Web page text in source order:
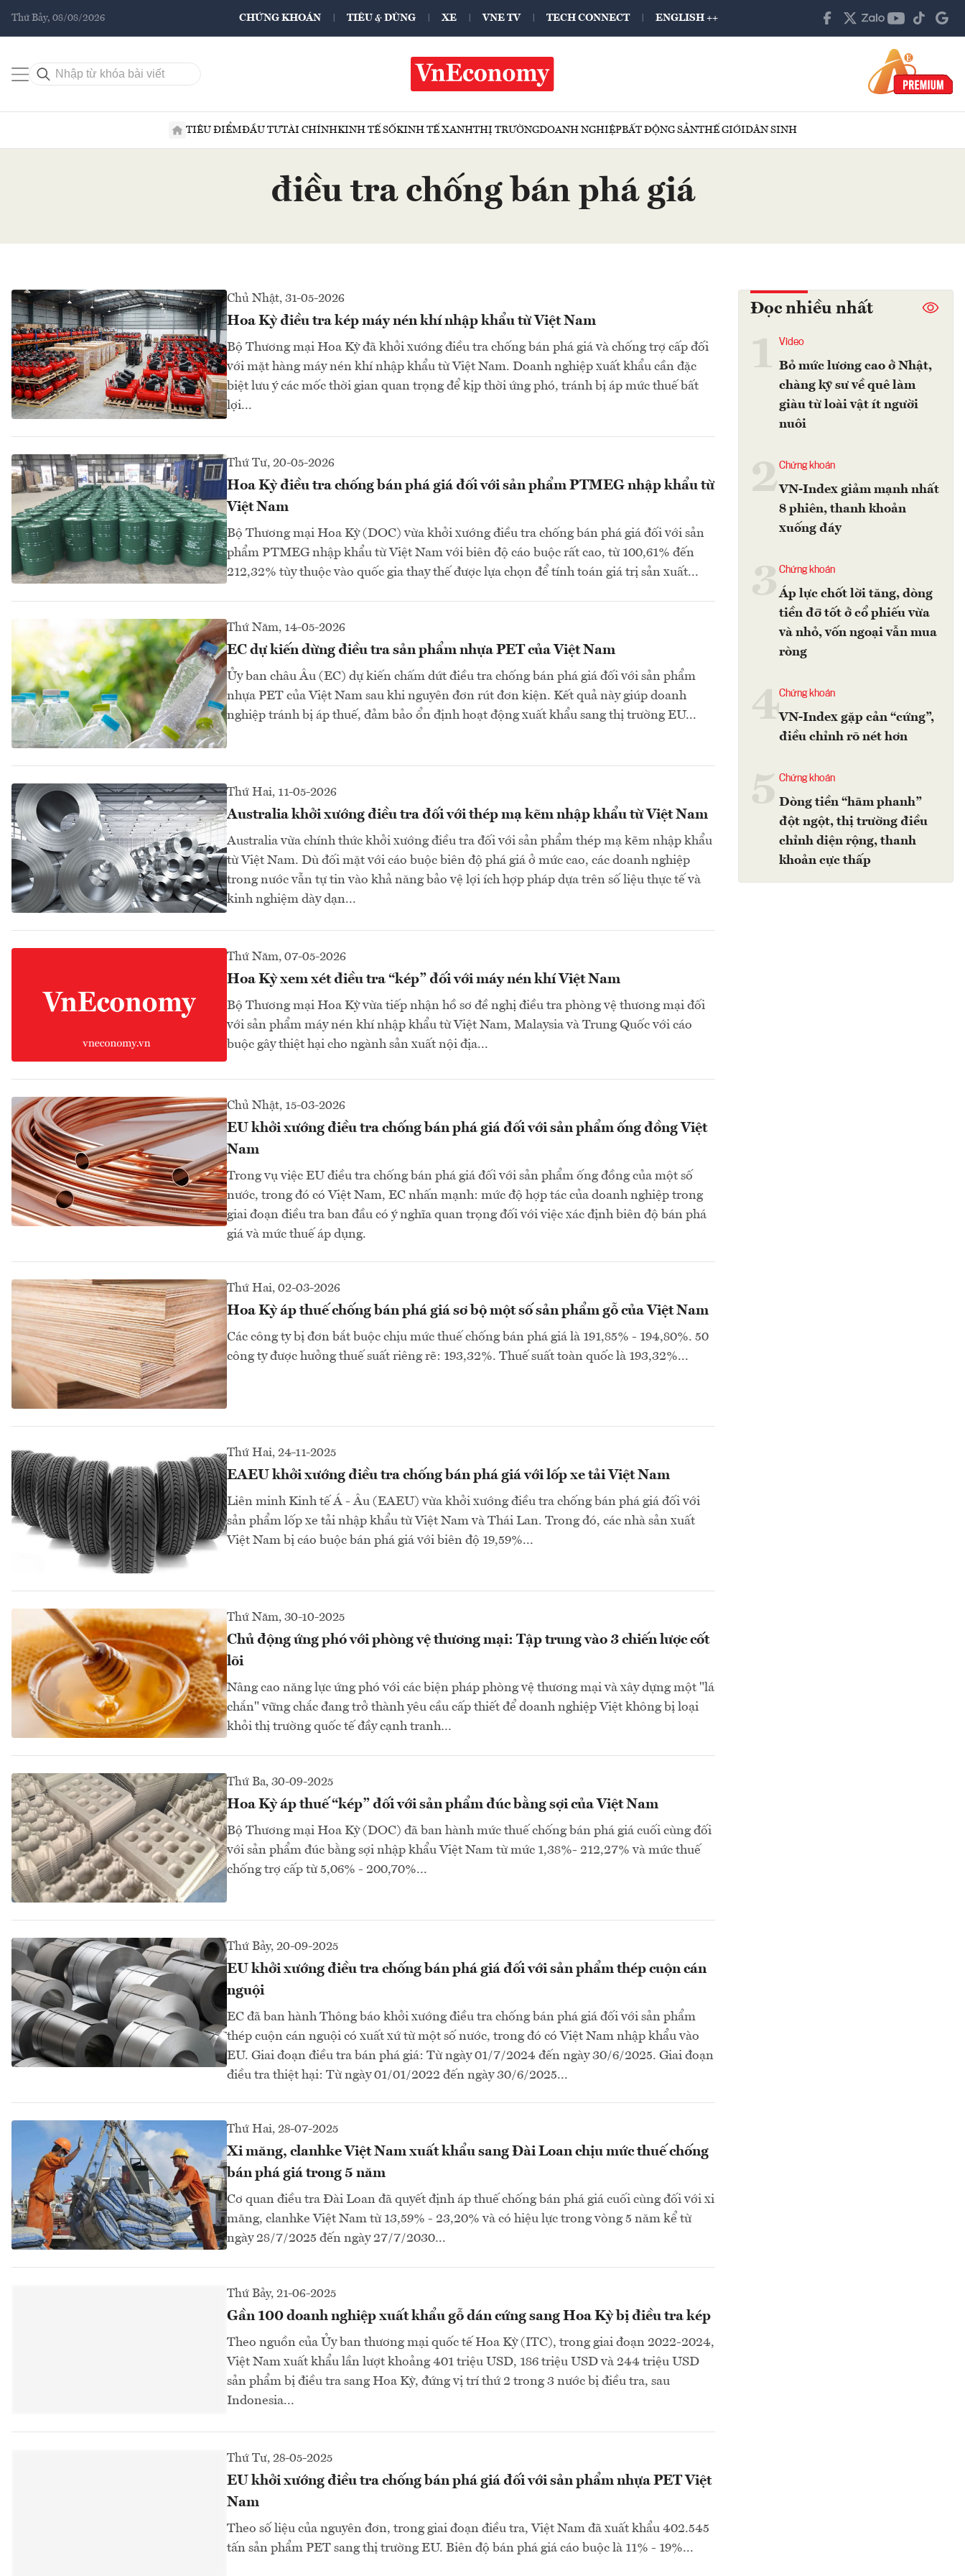
Thứ Bảy, 08/08/2026 CHỨNG KHOÁN TIÊU & DÙNG XE VNE TV TECH CONNECT ENGLISH ++
TIÊU ĐIỂMĐẦU TƯTÀI CHÍNHKINH TẾ SỐKINH TẾ XANHTHỊ TRƯỜNGDOANH NGHIỆPBẤT ĐỘNG SẢNTHẾ GIỚIDÂN SINH
điều tra chống bán phá giá
Chủ Nhật, 31-05-2026
Hoa Kỳ điều tra kép máy nén khí nhập khẩu từ Việt Nam
Bộ Thương mại Hoa Kỳ đã khởi xướng điều tra chống bán phá giá và chống trợ cấp đối
với mặt hàng máy nén khí nhập khẩu từ Việt Nam. Doanh nghiệp xuất khẩu cần đặc
biệt lưu ý các mốc thời gian quan trọng để kịp thời ứng phó, tránh bị áp mức thuế bất
lợi...
Thứ Tư, 20-05-2026
Hoa Kỳ điều tra chống bán phá giá đối với sản phẩm PTMEG nhập khẩu từ
Việt Nam
Bộ Thương mại Hoa Kỳ (DOC) vừa khởi xướng điều tra chống bán phá giá đối với sản
phẩm PTMEG nhập khẩu từ Việt Nam với biên độ cáo buộc rất cao, từ 100,61% đến
212,32% tùy thuộc vào quốc gia thay thế được lựa chọn để tính toán giá trị sản xuất...
Thứ Năm, 14-05-2026
EC dự kiến dừng điều tra sản phẩm nhựa PET của Việt Nam
Ủy ban châu Âu (EC) dự kiến chấm dứt điều tra chống bán phá giá đối với sản phẩm
nhựa PET của Việt Nam sau khi nguyên đơn rút đơn kiện. Kết quả này giúp doanh
nghiệp tránh bị áp thuế, đảm bảo ổn định hoạt động xuất khẩu sang thị trường EU...
Thứ Hai, 11-05-2026
Australia khởi xướng điều tra đối với thép mạ kẽm nhập khẩu từ Việt Nam
Australia vừa chính thức khởi xướng điều tra đối với sản phẩm thép mạ kẽm nhập khẩu
từ Việt Nam. Dù đối mặt với cáo buộc biên độ phá giá ở mức cao, các doanh nghiệp
trong nước vẫn tự tin vào khả năng bảo vệ lợi ích hợp pháp dựa trên số liệu thực tế và
kinh nghiệm dày dạn...
Thứ Năm, 07-05-2026
Hoa Kỳ xem xét điều tra “kép” đối với máy nén khí Việt Nam
Bộ Thương mại Hoa Kỳ vừa tiếp nhận hồ sơ đề nghị điều tra phòng vệ thương mại đối
với sản phẩm máy nén khí nhập khẩu từ Việt Nam, Malaysia và Trung Quốc với cáo
buộc gây thiệt hại cho ngành sản xuất nội địa...
Chủ Nhật, 15-03-2026
EU khởi xướng điều tra chống bán phá giá đối với sản phẩm ống đồng Việt
Nam
Trong vụ việc EU điều tra chống bán phá giá đối với sản phẩm ống đồng của một số
nước, trong đó có Việt Nam, EC nhấn mạnh: mức độ hợp tác của doanh nghiệp trong
giai đoạn điều tra ban đầu có ý nghĩa quan trọng đối với việc xác định biên độ bán phá
giá và mức thuế áp dụng.
Thứ Hai, 02-03-2026
Hoa Kỳ áp thuế chống bán phá giá sơ bộ một số sản phẩm gỗ của Việt Nam
Các công ty bị đơn bắt buộc chịu mức thuế chống bán phá giá là 191,85% - 194,80%. 50
công ty được hưởng thuế suất riêng rẽ: 193,32%. Thuế suất toàn quốc là 193,32%...
Thứ Hai, 24-11-2025
EAEU khởi xướng điều tra chống bán phá giá với lốp xe tải Việt Nam
Liên minh Kinh tế Á - Âu (EAEU) vừa khởi xướng điều tra chống bán phá giá đối với
sản phẩm lốp xe tải nhập khẩu từ Việt Nam và Thái Lan. Trong đó, các nhà sản xuất
Việt Nam bị cáo buộc bán phá giá với biên độ 19,59%...
Thứ Năm, 30-10-2025
Chủ động ứng phó với phòng vệ thương mại: Tập trung vào 3 chiến lược cốt
lõi
Nâng cao năng lực ứng phó với các biện pháp phòng vệ thương mại và xây dựng một "lá
chắn" vững chắc đang trở thành yêu cầu cấp thiết để doanh nghiệp Việt không bị loại
khỏi thị trường quốc tế đầy cạnh tranh…
Thứ Ba, 30-09-2025
Hoa Kỳ áp thuế “kép” đối với sản phẩm đúc bằng sợi của Việt Nam
Bộ Thương mại Hoa Kỳ (DOC) đã ban hành mức thuế chống bán phá giá cuối cùng đối
với sản phẩm đúc bằng sợi nhập khẩu Việt Nam từ mức 1,38%- 212,27% và mức thuế
chống trợ cấp từ 5,06% - 200,70%...
Thứ Bảy, 20-09-2025
EU khởi xướng điều tra chống bán phá giá đối với sản phẩm thép cuộn cán
nguội
EC đã ban hành Thông báo khởi xướng điều tra chống bán phá giá đối với sản phẩm
thép cuộn cán nguội có xuất xứ từ một số nước, trong đó có Việt Nam nhập khẩu vào
EU. Giai đoạn điều tra bán phá giá: Từ ngày 01/7/2024 đến ngày 30/6/2025. Giai đoạn
điều tra thiệt hại: Từ ngày 01/01/2022 đến ngày 30/6/2025...
Thứ Hai, 28-07-2025
Xi măng, clanhke Việt Nam xuất khẩu sang Đài Loan chịu mức thuế chống
bán phá giá trong 5 năm
Cơ quan điều tra Đài Loan đã quyết định áp thuế chống bán phá giá cuối cùng đối với xi
măng, clanhke Việt Nam từ 13,59% - 23,20% và có hiệu lực trong vòng 5 năm kể từ
ngày 28/7/2025 đến ngày 27/7/2030...
Thứ Bảy, 21-06-2025
Gần 100 doanh nghiệp xuất khẩu gỗ dán cứng sang Hoa Kỳ bị điều tra kép
Theo nguồn của Ủy ban thương mại quốc tế Hoa Kỳ (ITC), trong giai đoạn 2022-2024,
Việt Nam xuất khẩu lần lượt khoảng 401 triệu USD, 186 triệu USD và 244 triệu USD
sản phẩm bị điều tra sang Hoa Kỳ, đứng vị trí thứ 2 trong 3 nước bị điều tra, sau
Indonesia...
Thứ Tư, 28-05-2025
EU khởi xướng điều tra chống bán phá giá đối với sản phẩm nhựa PET Việt
Nam
Theo số liệu của nguyên đơn, trong giai đoạn điều tra, Việt Nam đã xuất khẩu 402.545
tấn sản phẩm PET sang thị trường EU. Biên độ bán phá giá cáo buộc là 11% - 19%...
Đọc nhiều nhất
Video
Bỏ mức lương cao ở Nhật,
chàng kỹ sư về quê làm
giàu từ loài vật ít người
nuôi
2Chứng khoán
VN-Index giảm mạnh nhất
8 phiên, thanh khoản
xuống đáy
Chứng khoán
Áp lực chốt lời tăng, dòng
tiền đỡ tốt ở cổ phiếu vừa
và nhỏ, vốn ngoại vẫn mua
ròng
4Chứng khoán
VN-Index gặp cản “cứng”,
điều chỉnh rõ nét hơn
Chứng khoán
Dòng tiền “hãm phanh”
đột ngột, thị trường điều
chỉnh diện rộng, thanh
khoản cực thấp